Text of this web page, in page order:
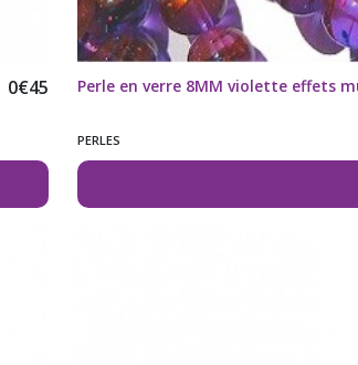
0€45 Perle en verre 8MM violette effets
PERLES